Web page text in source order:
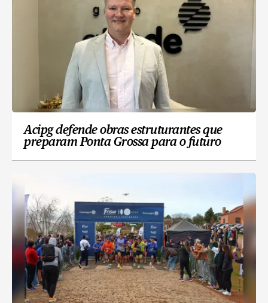
Acipg defende obras estruturantes que
preparam Ponta Grossa para o futuro